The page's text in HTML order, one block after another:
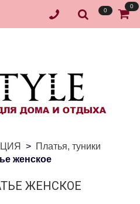
0
0
Платья, туники
женское
ЖЕНСКОЕ